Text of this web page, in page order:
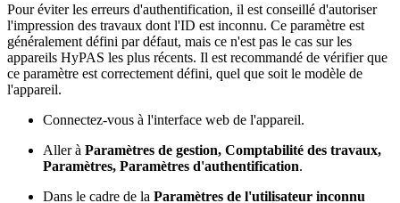
Pour éviter les erreurs d'authentification, il est conseillé d'autoriser
l'impression des travaux dont l'ID est inconnu. Ce paramètre est
généralement défini par défaut, mais ce n'est pas le cas sur les
appareils HyPAS les plus récents. Il est recommandé de vérifier que
ce paramètre est correctement défini, quel que soit le modèle de
l'appareil.
Connectez-vous à l'interface web de l'appareil.
Aller à Paramètres de gestion, Comptabilité des travaux,
Paramètres, Paramètres d'authentification.
Dans le cadre de la Paramètres de l'utilisateur inconnu